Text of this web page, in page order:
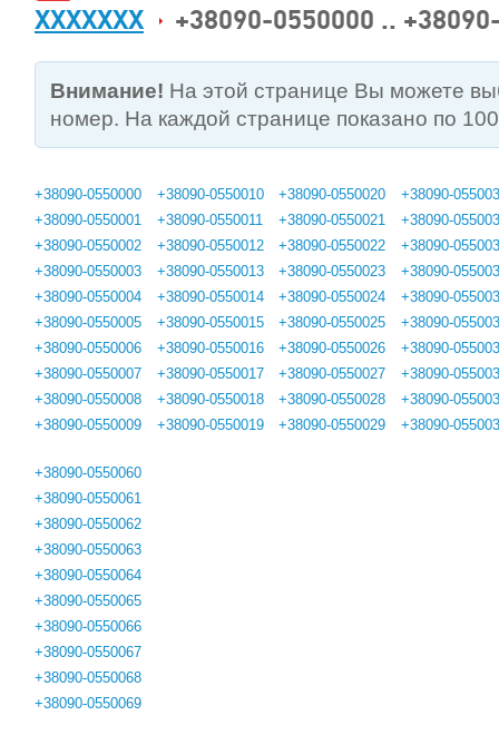
XXXXXXX
+38090-0550000 ..
Внимание! На этой странице Вы можете
номер. На каждой странице показано по
+38090-0550000
+38090-0550001
+38090-0550002
+38090-0550003
+38090-0550004
+38090-0550005
+38090-0550006
+38090-0550007
+38090-0550008
+38090-0550009
+38090-0550010
+38090-0550011
+38090-0550012
+38090-0550013
+38090-0550014
+38090-0550015
+38090-0550016
+38090-0550017
+38090-0550018
+38090-0550019
+38090-0550020
+38090-0550021
+38090-0550022
+38090-0550023
+38090-0550024
+38090-0550025
+38090-0550026
+38090-0550027
+38090-0550028
+38090-0550029
+38090-
+38090-
+38090-
+38090-
+38090-
+38090-
+38090-
+38090-
+38090-
+38090-
+38090-0550060
+38090-0550061
+38090-0550062
+38090-0550063
+38090-0550064
+38090-0550065
+38090-0550066
+38090-0550067
+38090-0550068
+38090-0550069